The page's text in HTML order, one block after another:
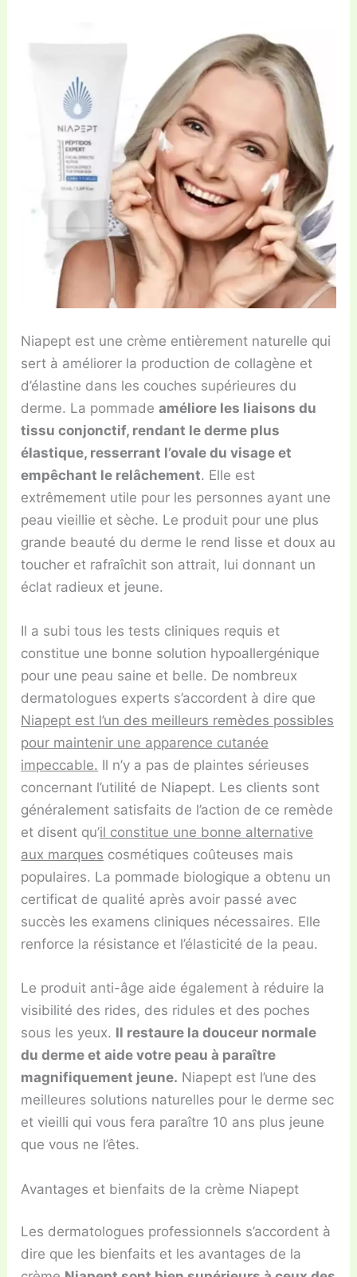
Niapept est une crème entièrement naturelle qui
sert à améliorer la production de collagène et
d’élastine dans les couches supérieures du
derme. La pommadeaméliore les liaisons du
tissu conjonctif, rendant le derme plus
élastique, resserrant l’ovale du visage et
empêchant le relâchement. Elle est
extrêmement utile pour les personnes ayant une
peau vieillie et sèche. Le produit pour une plus
grande beauté du derme le rend lisse et doux au
toucher et rafraîchit son attrait, lui donnant un
éclat radieux et jeune.
Il a subi tous les tests cliniques requis et
constitue une bonne solution hypoallergénique
pour une peau saine et belle. De nombreux
dermatologues experts s’accordent à dire que
Niapept est l’un des meilleurs remèdes possibles
pour maintenir une apparence cutanée
impeccable. Il n’y a pas de plaintes sérieuses
concernant l’utilité de Niapept. Les clients sont
généralement satisfaits de l’action de ce remède
et disent qu’il constitue une bonne alternative
aux marques cosmétiques coûteuses mais
populaires. La pommade biologique a obtenu un
certificat de qualité après avoir passé avec
succès les examens cliniques nécessaires. Elle
renforce la résistance et l’élasticité de la peau.
Le produit anti-âge aide également à réduire la
visibilité des rides, des ridules et des poches
sous les yeux. Il restaure la douceur normale
du derme et aide votre peau à paraître
magnifiquement jeune. Niapept est l’une des
meilleures solutions naturelles pour le derme sec
et vieilli qui vous fera paraître 10 ans plus jeune
que vous ne l’êtes.
Avantages et bienfaits de la crème Niapept
Les dermatologues professionnels s’accordent à
dire que les bienfaits et les avantages de la